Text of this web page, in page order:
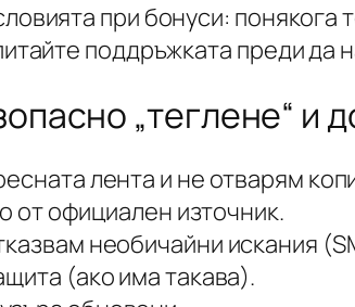
при бонуси: понякога
поддръжката преди да
„теглене“ и
лента и не отварям
от официален източник.
необичайни искания
(ако има такава).